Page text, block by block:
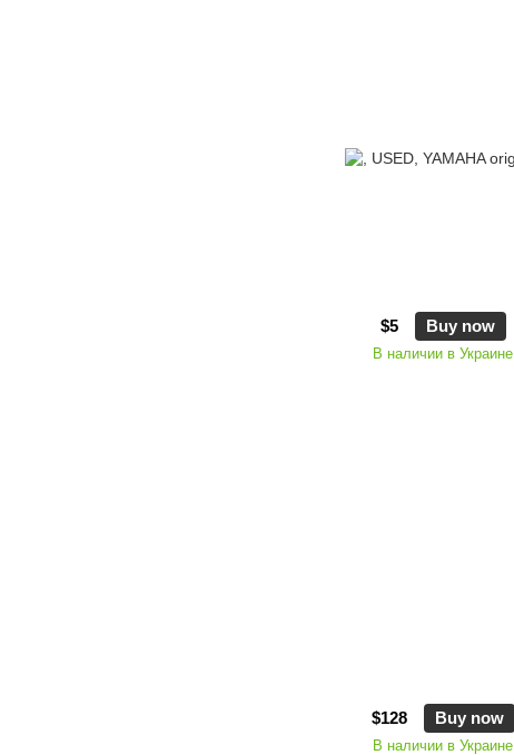
$5 Buy now
В наличии в Украине
$128 Buy now
В наличии в Украине